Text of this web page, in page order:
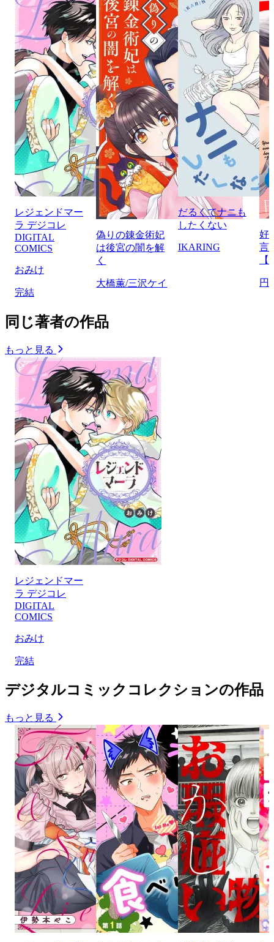
レジェンドマー
ラ デジコレ
DIGITAL
COMICS
おみけ
完結
偽りの錬金術妃
は後宮の闇を解
く
大橋薫/三沢ケイ
だるくてナニも
したくない
IKARING
好
言
円
同じ著者の作品
もっと見る
レジェンドマー
ラ デジコレ
DIGITAL
COMICS
おみけ
完結
デジタルコミックコレクションの作品
もっと見る